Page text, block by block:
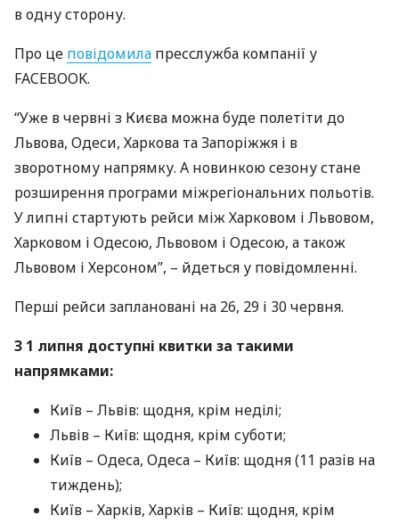
в одну сторону.
Про це повідомила пресслужба компанії у
FACEBOOK.
“Уже в червні з Києва можна буде полетіти до
Львова, Одеси, Харкова та Запоріжжя і в
зворотному напрямку. А новинкою сезону стане
розширення програми міжрегіональних польотів.
У липні стартують рейси між Харковом і Львовом,
Харковом і Одесою, Львовом і Одесою, а також
Львовом і Херсоном”, – йдеться у повідомленні.
Перші рейси заплановані на 26, 29 і 30 червня.
З 1 липня доступні квитки за такими
напрямками:
Київ – Львів: щодня, крім неділі;
Львів – Київ: щодня, крім суботи;
Київ – Одеса, Одеса – Київ: щодня (11 разів на
тиждень);
Київ – Харків, Харків – Київ: щодня, крім